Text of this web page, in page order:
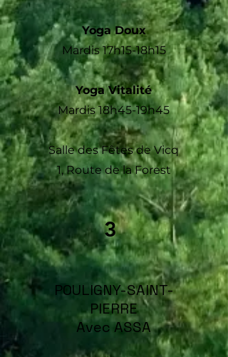
Yoga Doux
Mardis 17h15-18h15
Yoga Vitalité
Mardis 18h45-19h45
Salle des Fêtes de Vicq
1, Route de la Forest
3
POULIGNY-SAINT-
PIERRE
Avec ASSA